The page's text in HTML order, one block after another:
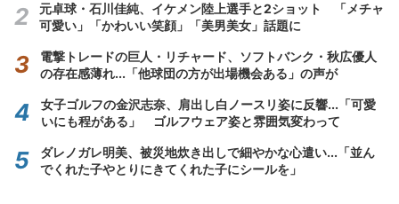
元卓球・石川佳純、イケメン陸上選手と2ショット 「メチャ
可愛い」「かわいい笑顔」「美男美女」話題に
電撃トレードの巨人・リチャード、ソフトバンク・秋広優人
の存在感薄れ...「他球団の方が出場機会ある」の声が
女子ゴルフの金沢志奈、肩出し白ノースリ姿に反響...「可愛
いにも程がある」 ゴルフウェア姿と雰囲気変わって
ダレノガレ明美、被災地炊き出しで細やかな心遣い...「並ん
でくれた子やとりにきてくれた子にシールを」